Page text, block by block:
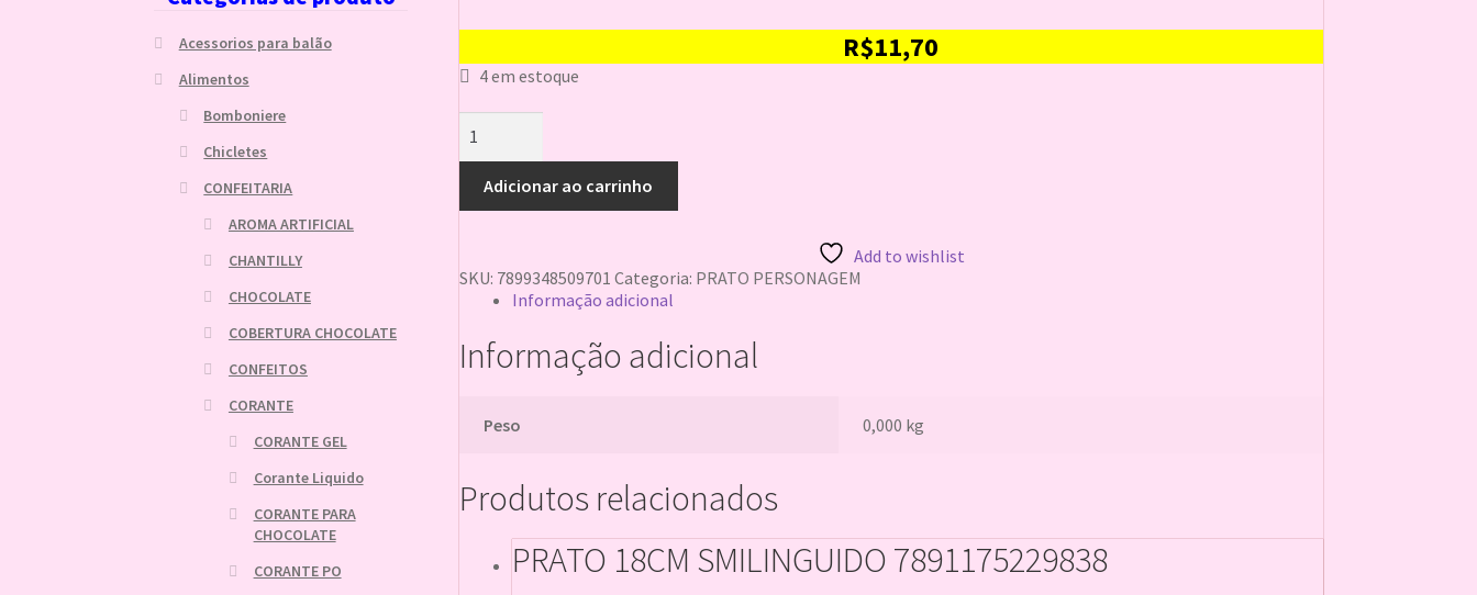
R$11,70
4 em estoque
FANT.
18CM
LANTERNA
VERDE
quantidade
Adicionar ao carrinho
Add to wishlist
SKU: 7899348509701 Categoria: PRATO PERSONAGEM
Informação adicional
Informação adicional
Peso 0,000 kg
Produtos relacionados
PRATO 18CM SMILINGUIDO 7891175229838
Acessorios para balão
Alimentos
Bomboniere
Chicletes
CONFEITARIA
AROMA ARTIFICIAL
CHANTILLY
CHOCOLATE
COBERTURA CHOCOLATE
CONFEITOS
CORANTE
CORANTE GEL
Corante Liquido
CORANTE PARA
CHOCOLATE
CORANTE PO